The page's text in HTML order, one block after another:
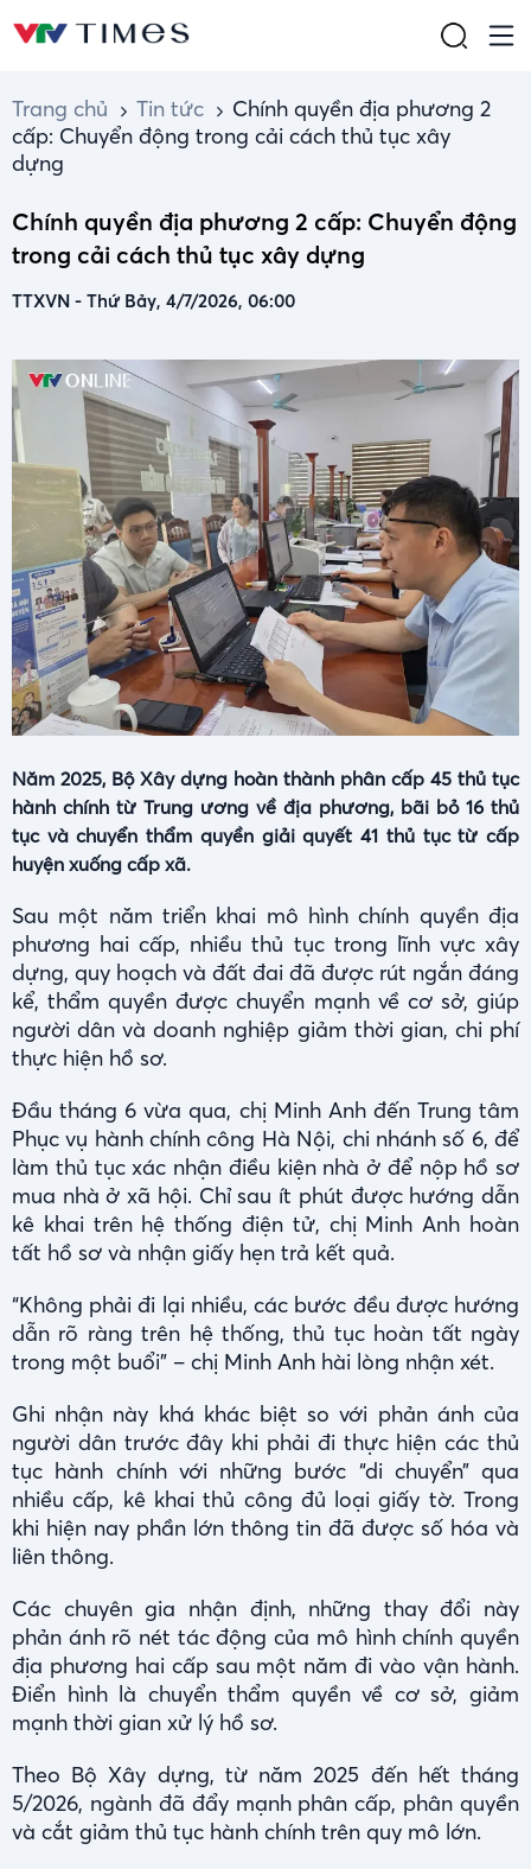
Trang chủ Tin tức
Chính quyền địa phương 2
cấp: Chuyển động trong cải cách thủ tục xây
dựng
Chính quyền địa phương 2 cấp: Chuyển động
trong cải cách thủ tục xây dựng
TTXVN - Thứ Bảy, 4/7/2026, 06:00
Năm 2025, Bộ Xây dựng hoàn thành phân cấp 45 thủ tục
hành chính từ Trung ương về địa phương, bãi bỏ 16 thủ
tục và chuyển thẩm quyền giải quyết 41 thủ tục từ cấp
huyện xuống cấp xã.
Sau một năm triển khai mô hình chính quyền địa
phương hai cấp, nhiều thủ tục trong lĩnh vực xây
dựng, quy hoạch và đất đai đã được rút ngắn đáng
kể, thẩm quyền được chuyển mạnh về cơ sở, giúp
người dân và doanh nghiệp giảm thời gian, chi phí
thực hiện hồ sơ.
Đầu tháng 6 vừa qua, chị Minh Anh đến Trung tâm
Phục vụ hành chính công Hà Nội, chi nhánh số 6, để
làm thủ tục xác nhận điều kiện nhà ở để nộp hồ sơ
mua nhà ở xã hội. Chỉ sau ít phút được hướng dẫn
kê khai trên hệ thống điện tử, chị Minh Anh hoàn
tất hồ sơ và nhận giấy hẹn trả kết quả.
“Không phải đi lại nhiều, các bước đều được hướng
dẫn rõ ràng trên hệ thống, thủ tục hoàn tất ngày
trong một buổi” – chị Minh Anh hài lòng nhận xét.
Ghi nhận này khá khác biệt so với phản ánh của
người dân trước đây khi phải đi thực hiện các thủ
tục hành chính với những bước “di chuyển” qua
nhiều cấp, kê khai thủ công đủ loại giấy tờ. Trong
khi hiện nay phần lớn thông tin đã được số hóa và
liên thông.
Các chuyên gia nhận định, những thay đổi này
phản ánh rõ nét tác động của mô hình chính quyền
địa phương hai cấp sau một năm đi vào vận hành.
Điển hình là chuyển thẩm quyền về cơ sở, giảm
mạnh thời gian xử lý hồ sơ.
Theo Bộ Xây dựng, từ năm 2025 đến hết tháng
5/2026, ngành đã đẩy mạnh phân cấp, phân quyền
và cắt giảm thủ tục hành chính trên quy mô lớn.